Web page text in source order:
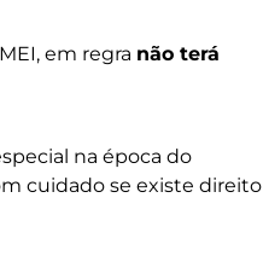
em regra não terá
na época do
cuidado se existe direito